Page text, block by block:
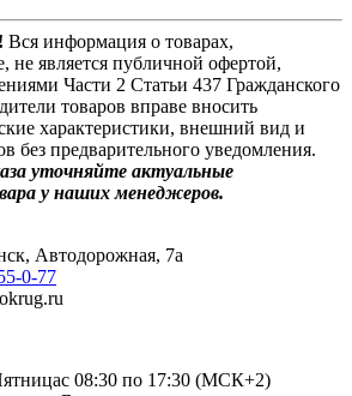
Вся информация о товарах,
не является публичной офертой,
Части 2 Статьи 437 Гражданского
товаров вправе вносить
характеристики, внешний вид и
без предварительного уведомления.
уточняйте актуальные
у наших менеджеров.
Автодорожная, 7а
0-77
с 08:30 по 17:30 (МСК+2)